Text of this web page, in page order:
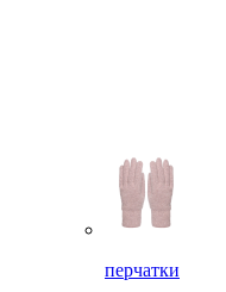
перчатки